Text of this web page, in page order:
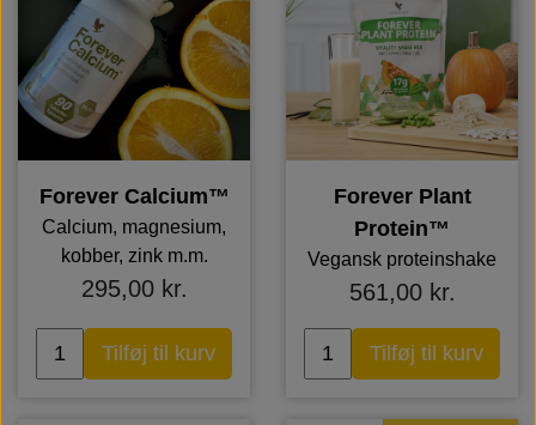
Forever Calcium™
Calcium, magnesium,
kobber, zink m.m.
295,00 kr.
Tilføj til kurv
Forever Plant
Protein™
Vegansk proteinshake
561,00 kr.
Tilføj til kurv